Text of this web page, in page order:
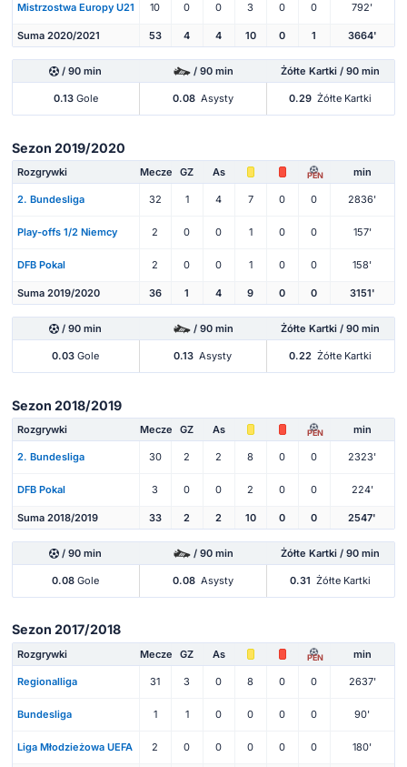
Mistrzostwa Europy U21 10 0 0 3 0 0 792'
Suma 2020/2021 53 4 4 10 0 1 3664'
/ 90 min / 90 min Żółte Kartki / 90 min
0.13Gole 0.08 Asysty 0.29 Żółte Kartki
Sezon 2019/2020
Rozgrywki Mecze GZ As PEN min
2. Bundesliga 32 1 4 7 0 0 2836'
Play-offs 1/2 Niemcy 2 0 0 1 0 0 157'
DFB Pokal 2 0 0 1 0 0 158'
Suma 2019/2020 36 1 4 9 0 0 3151'
/ 90 min / 90 min Żółte Kartki / 90 min
0.03 Gole 0.13 Asysty 0.22 Żółte Kartki
Sezon 2018/2019
Rozgrywki Mecze GZ As PEN min
2. Bundesliga 30 2 2 8 0 0 2323'
DFB Pokal 3 0 0 2 0 0 224'
Suma 2018/2019 33 2 2 10 0 0 2547'
/ 90 min / 90 min Żółte Kartki / 90 min
0.08 Gole 0.08 Asysty 0.31 Żółte Kartki
Sezon 2017/2018
Rozgrywki Mecze GZ As PEN min
Regionalliga 31 3 0 8 0 0 2637'
Bundesliga 1 1 0 0 0 0 90'
Liga Młodzieżowa UEFA 2 0 0 0 0 0 180'